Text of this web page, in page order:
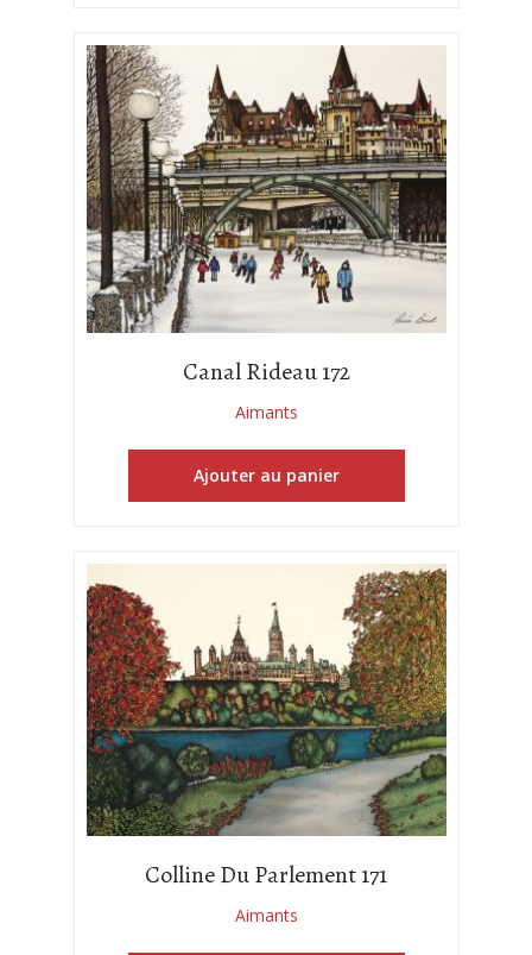
Canal Rideau 172
Aimants
Ajouter au panier
Colline Du Parlement 171
Aimants